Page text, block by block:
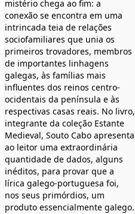
mistério chega ao fim: a
conexão se encontra em uma
intrincada teia de relações
sociofamiliares que unia os
primeiros trovadores, membros
de importantes linhagens
galegas, às famílias mais
influentes dos reinos centro-
ocidentais da península e às
respectivas casas reais. No livro,
integrante da coleção Estante
Medieval, Souto Cabo apresenta
ao leitor uma extraordinária
quantidade de dados, alguns
inéditos, para provar que a
lírica galego-portuguesa foi,
nos seus primórdios, um
produto essencialmente galego.